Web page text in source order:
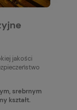
jakości
srebrnym
kształt.